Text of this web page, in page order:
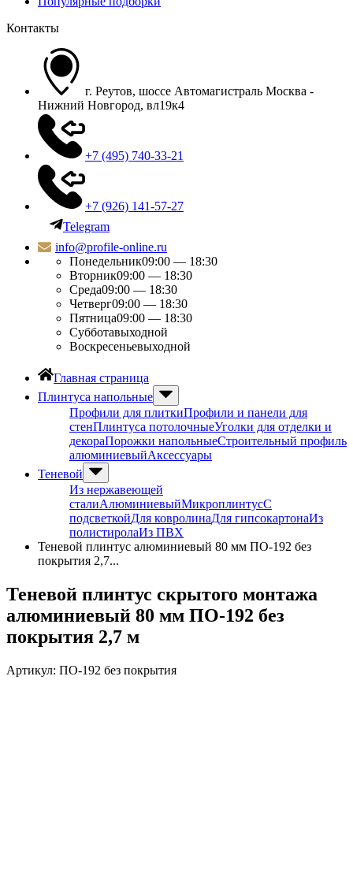
Контакты
г. Реутов, шоссе Автомагистраль Москва -
Нижний Новгород, вл19к4
+7 (495) 740-33-21
+7 (926) 141-57-27
Telegram
info@profile-online.ru
Понедельник09:00 — 18:30
Вторник09:00 — 18:30
Среда09:00 — 18:30
Четверг09:00 — 18:30
Пятница09:00 — 18:30
Субботавыходной
Воскресеньевыходной
Главная страница
Плинтуса напольные
Профили для плиткиПрофили и панели для
стенПлинтуса потолочныеУголки для отделки и
декораПорожки напольныеСтроительный профиль
алюминиевыйАксессуары
Теневой
Из нержавеющей
сталиАлюминиевыйМикроплинтусС
подсветкойДля ковролинаДля гипсокартонаИз
полистиролаИз ПВХ
Теневой плинтус алюминиевый 80 мм ПО-192 без
покрытия 2,7...
Теневой плинтус скрытого монтажа
алюминиевый 80 мм ПО-192 без
покрытия 2,7 м
Артикул: ПО-192 без покрытия